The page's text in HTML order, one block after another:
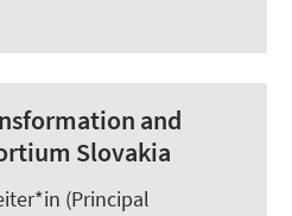
and
Slovakia
(Principal